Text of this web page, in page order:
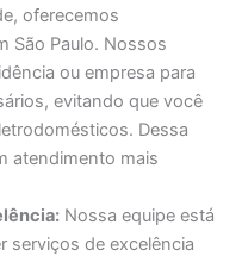
oferecemos
São Paulo. Nossos
ou empresa para
evitando que você
Dessa
atendimento mais
Nossa equipe está
serviços de excelência